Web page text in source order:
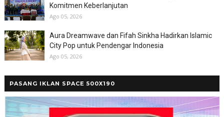
Komitmen Keberlanjutan
Ago 05, 2026
Aura Dreamwave dan Fifah Sinkha Hadirkan Islamic
City Pop untuk Pendengar Indonesia
Ago 05, 2026
PASANG IKLAN SPACE 500X190